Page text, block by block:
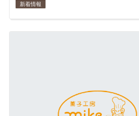
新着情報